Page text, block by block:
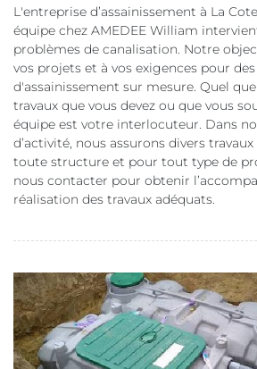
L'entreprise d’assainissement à La
équipe chez AMEDEE William
problèmes de canalisation. Notre
vos projets et à vos exigences pour
d'assainissement sur mesure. Quel
travaux que vous devez ou que vous
équipe est votre interlocuteur. Dans
d’activité, nous assurons divers
toute structure et pour tout type de
nous contacter pour obtenir
réalisation des travaux adéquats.